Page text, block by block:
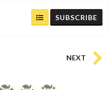
SUBSCRIBE
NEXT